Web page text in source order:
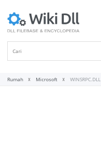
Rumah Microsoft WINSRPC.DLL